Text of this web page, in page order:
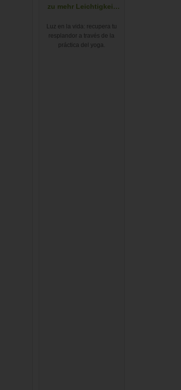
zu mehr Leichtigkeit
Luz en la vida: recupera tu
resplandor a través de la
práctica del yoga.